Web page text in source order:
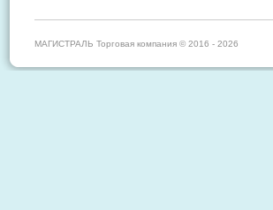
МАГИСТРАЛЬ Торговая компания © 2016 - 2026